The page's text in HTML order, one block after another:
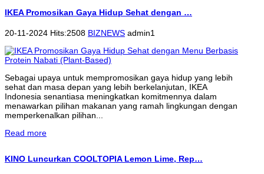
IKEA Promosikan Gaya Hidup Sehat dengan …
20-11-2024 Hits:2508 BIZNEWS admin1
Sebagai upaya untuk mempromosikan gaya hidup yang lebih
sehat dan masa depan yang lebih berkelanjutan, IKEA
Indonesia senantiasa meningkatkan komitmennya dalam
menawarkan pilihan makanan yang ramah lingkungan dengan
memperkenalkan pilihan...
Read more
KINO Luncurkan COOLTOPIA Lemon Lime, Rep…